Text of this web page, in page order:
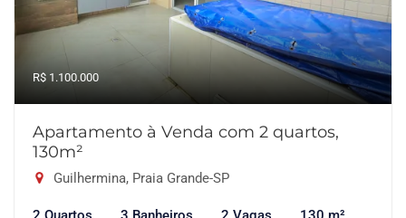
R$ 1.100.000
Apartamento à Venda com 2 quartos,
130m²
Guilhermina, Praia Grande-SP